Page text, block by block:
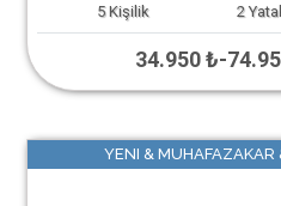
5 Kişilik 2
34.950 ₺-
YENI &